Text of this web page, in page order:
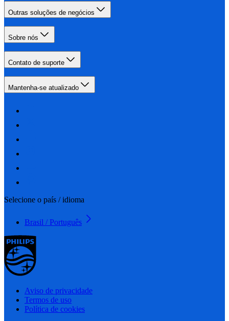
Outras soluções de negócios
Sobre nós
Contato de suporte
Mantenha-se atualizado
Selecione o país / idioma
Brasil / Português
Aviso de privacidade
Termos de uso
Política de cookies